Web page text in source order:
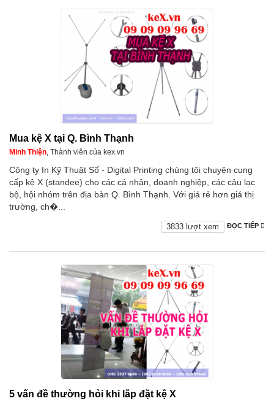
Mua kệ X tại Q. Bình Thạnh
Minh Thiện, Thành viên của kex.vn
Công ty In Kỹ Thuật Số - Digital Printing chúng tôi chuyên cung
cấp kệ X (standee) cho các cá nhân, doanh nghiệp, các câu lạc
bộ, hội nhóm trên địa bàn Q. Bình Thạnh. Với giá rẻ hơn giá thị
trường, ch�...
ĐỌC TIẾP
3833 lượt xem
5 vấn đề thường hỏi khi lắp đặt kệ X